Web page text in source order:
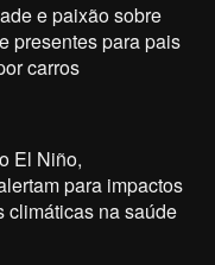
e paixão sobre
presentes para pais
carros
El Niño,
para impactos
climáticas na saúde